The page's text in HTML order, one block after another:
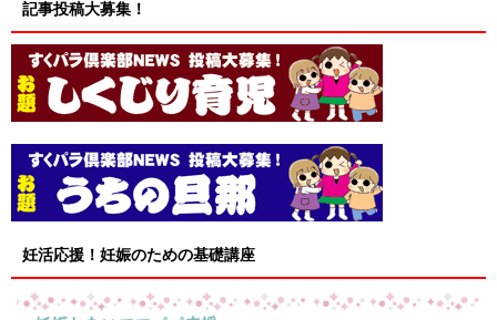
記事投稿大募集！
妊活応援！妊娠のための基礎講座